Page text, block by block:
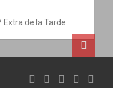
Extra de la Tarde